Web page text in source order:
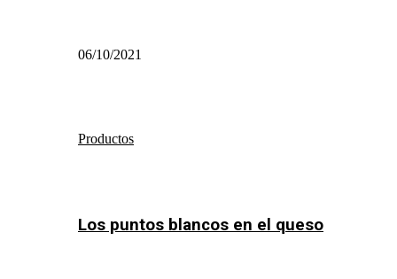
06/10/2021
Productos
Los puntos blancos en el queso